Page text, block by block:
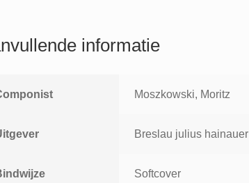
informatie
Moszkowski, Moritz
Breslau julius hainauer
Softcover